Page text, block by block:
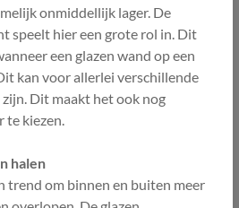
onmiddellijk lager. De
speelt hier een grote rol in. Dit
een glazen wand op een
kan voor allerlei verschillende
Dit maakt het ook nog
te kiezen.
halen
trend om binnen en buiten meer